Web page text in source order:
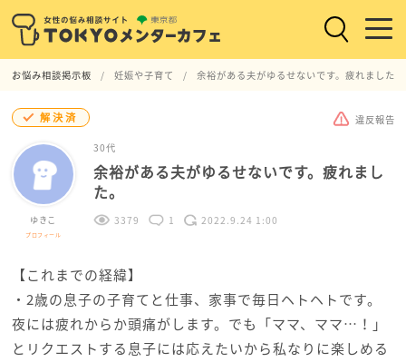
お悩み相談掲示板 妊娠や子育て 余裕がある夫がゆるせないです。疲れました。
解決済 違反報告
ゆきこ
プロフィール
30代
余裕がある夫がゆるせないです。疲れまし
た。
3379 1 2022.9.24 1:00
【これまでの経緯】
・2歳の息子の子育てと仕事、家事で毎日ヘトヘトです。
夜には疲れからか頭痛がします。でも「ママ、ママ…！」
とリクエストする息子には応えたいから私なりに楽しめる